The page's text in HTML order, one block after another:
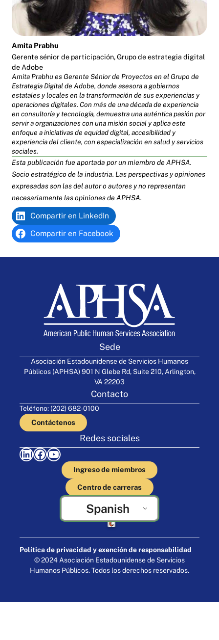
Amita Prabhu
Gerente sénior de participación, Grupo de estrategia digital
de Adobe
Amita Prabhu es Gerente Sénior de Proyectos en el Grupo de
Estrategia Digital de Adobe, donde asesora a gobiernos
estatales y locales en la transformación de sus experiencias y
operaciones digitales. Con más de una década de experiencia
en consultoría y tecnología, demuestra una auténtica pasión por
servir a organizaciones con una misión social y aplica este
enfoque a iniciativas de equidad digital, accesibilidad y
experiencia del cliente, con especialización en salud y servicios
sociales.
Esta publicación fue aportada por un miembro de APHSA.
Socio estratégico de la industria. Las perspectivas y opiniones
expresadas son las del autor o autores y no representan
necesariamente las opiniones de APHSA.
Compartir en LinkedIn
Compartir en Facebook
Sede
Asociación Estadounidense de Servicios Humanos
Públicos (APHSA) 901 N Glebe Rd, Suite 210, Arlington,
VA 22203
Contacto
Teléfono: (202) 682-0100
Contáctenos
Redes sociales
LinkedIn Facebook YouTube
Ingreso de miembros
Centro de carreras
Spanish
Elaborado por Cornershop Creative
Política de privacidad y exención de responsabilidad
© 2024 Asociación Estadounidense de Servicios
Humanos Públicos. Todos los derechos reservados.